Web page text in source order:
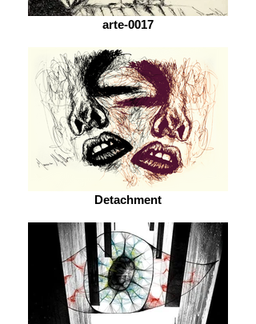
arte-0017
Detachment